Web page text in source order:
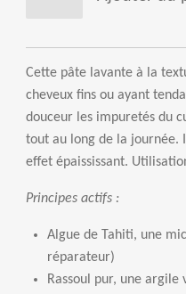
Cette pâte lavante à la
cheveux fins ou ayant
douceur les impuretés du
tout au long de la journée.
effet épaississant.
Principes actifs :
Algue de Tahiti, une
réparateur)
Rassoul pur, une